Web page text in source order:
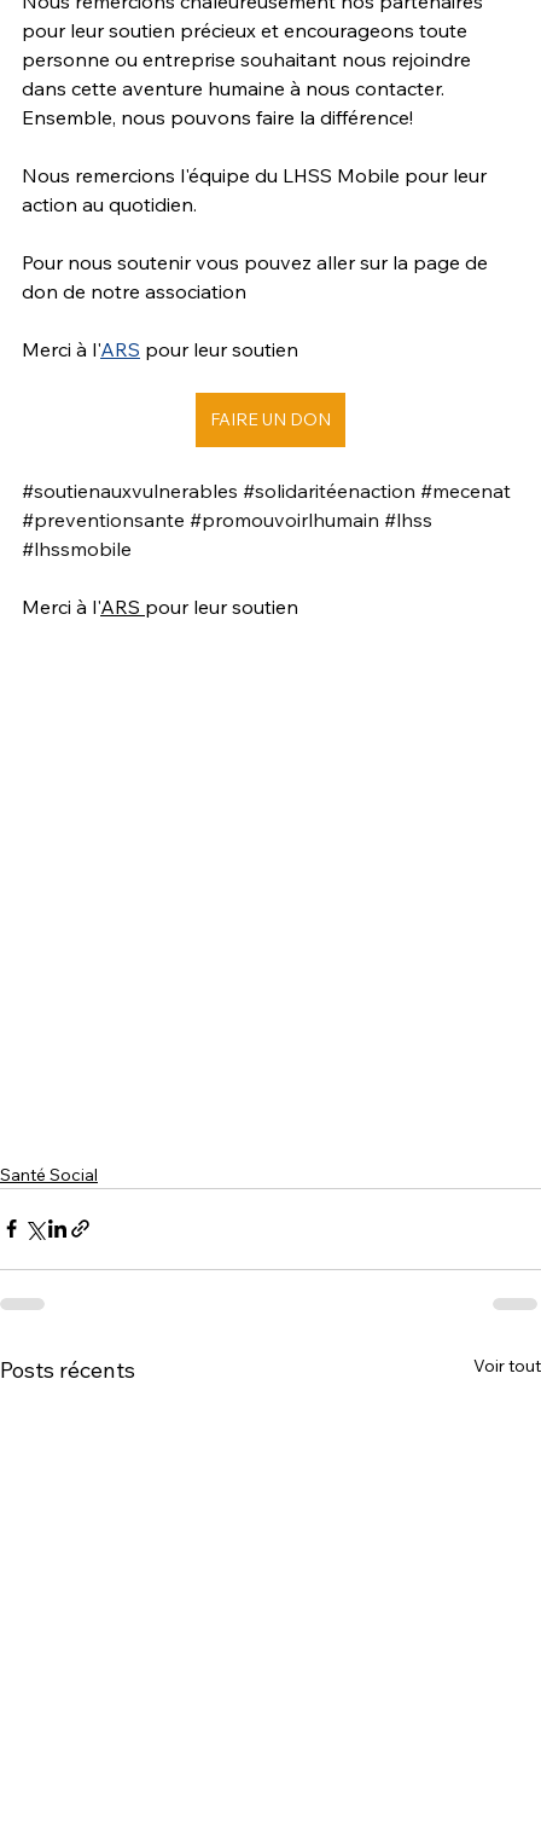
pour leur soutien précieux et encourageons toute
personne ou entreprise souhaitant nous rejoindre
dans cette aventure humaine à nous contacter.
Ensemble, nous pouvons faire la différence!
Nous remercions l'équipe du LHSS Mobile pour leur
action au quotidien.
Pour nous soutenir vous pouvez aller sur la page de
don de notre association
Merci à l'ARS pour leur soutien
FAIRE UN DON
#soutienauxvulnerables #solidaritéenaction #mecenat
#preventionsante #promouvoirlhumain #lhss
#lhssmobile
Merci à l'ARS pour leur soutien
Santé Social
Posts récents Voir tout